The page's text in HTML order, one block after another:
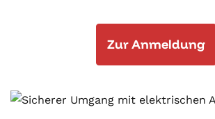
Zur Anmeldung